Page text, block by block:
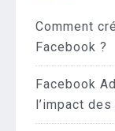
Comment
Facebook ?
Facebook
l’impact